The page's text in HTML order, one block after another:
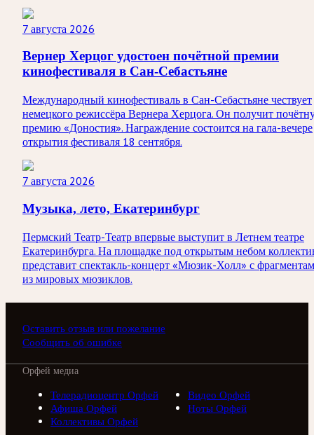
7 августа 2026
Вернер Херцог удостоен почётной премии
кинофестиваля в Сан-Себастьяне
Международный кинофестиваль в Сан-Себастьяне чествует
немецкого режиссёра Вернера Херцога. Он получит
премию «Доностия». Награждение состоится на гала-вечере
открытия фестиваля 18 сентября.
7 августа 2026
Музыка, лето, Екатеринбург
Пермский Театр-Театр впервые выступит в Летнем театре
Екатеринбурга. На площадке под открытым небом
представит спектакль-концерт «Мюзик-Холл» с
из мировых мюзиклов.
Оставить отзыв или пожелание
Сообщить об ошибке
Орфей медиа
Телерадиоцентр Орфей
Видео Орфей
Афиша Орфей
Ноты Орфей
Коллективы Орфей